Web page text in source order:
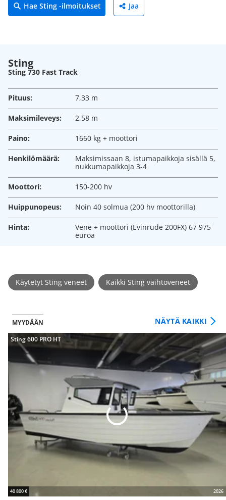
Hae Sting -ilmoitukset Jaa
Sting
Sting 730 Fast Track
Pituus: 7,33 m
Maksimileveys: 2,58 m
Paino: 1660 kg + moottori
Henkilömäärä:
Maksimissaan 8, istumapaikkoja sisällä 5,
nukkumapaikkoja 3-4
Moottori: 150-200 hv
Huippunopeus: Noin 40 solmua (200 hv moottorilla)
Hinta:
Vene + moottori (Evinrude 200FX) 67 975
euroa
Käytetyt Sting veneet Kaikki Sting vaihtoveneet
MYYDÄÄN NÄYTÄ KAIKKI
Sting 600 PRO HT
40 800 € 2026